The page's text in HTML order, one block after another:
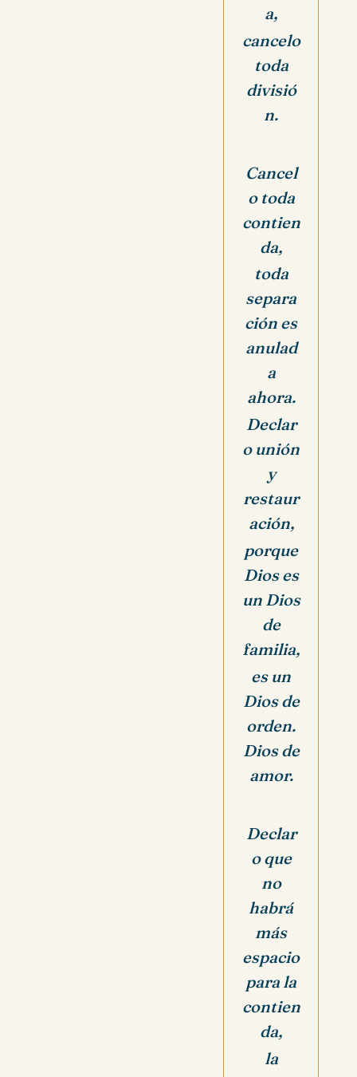
a,
cancelo
toda
divisió
n.
Cancel
o toda
contien
da,
toda
separa
ción es
anulad
a
ahora.
Declar
o unión
y
restaur
ación,
porque
Dios es
un Dios
de
familia,
es un
Dios de
orden.
Dios de
amor.
Declar
o que
no
habrá
más
espacio
para la
contien
da,
la